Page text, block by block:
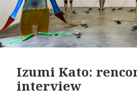
Izumi Kato:
interview